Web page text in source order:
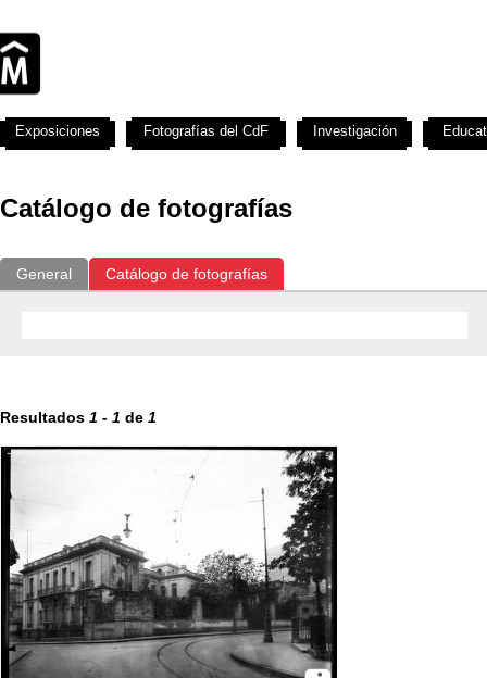
Catálogo de fotografías
General Catálogo de fotografías
Resultados 1 - 1 de 1
Exposiciones Fotografías del CdF Investigación